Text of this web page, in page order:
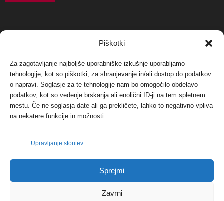
Piškotki
Za zagotavljanje najboljše uporabniške izkušnje uporabljamo
tehnologije, kot so piškotki, za shranjevanje in/ali dostop do podatkov
o napravi. Soglasje za te tehnologije nam bo omogočilo obdelavo
podatkov, kot so vedenje brskanja ali enolični ID-ji na tem spletnem
mestu. Če ne soglasja date ali ga prekličete, lahko to negativno vpliva
na nekatere funkcije in možnosti.
Upravljanje storitev
Sprejmi
Zavrni
NAJBOLJ KOMENTIRANO
Protest proti vetrnim elektrarnam na Ojstrici, v
svetu pa vedno bolj...
Dogodki 12. maja, 2017
Tožilstvo v Celovcu v korist elektrarnam
Verbund
FOTO: Razstava cvetličarskega mojstra Andreja
Dogodki 27. novembra, 2017